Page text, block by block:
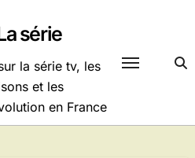
série
la série tv, les
et les
en France